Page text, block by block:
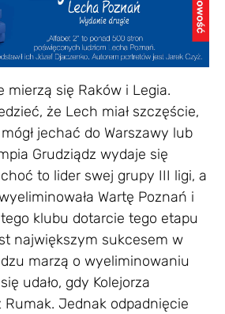
mierzą się Raków i Legia.
że Lech miał szczęście,
jechać do Warszawy lub
Grudziądz wydaje się
to lider swej grupy III ligi, a
Wartę Poznań i
tego klubu dotarcie tego etapu
największym sukcesem w
marzą o wyeliminowaniu
udało, gdy Kolejorza
Rumak. Jednak odpadnięcie